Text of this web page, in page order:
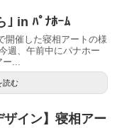
｣ in ﾊﾟﾅﾎｰﾑ
開催した寝相アートの様
週、午前中にパナホー
ー...
読む
ザイン】寝相アー